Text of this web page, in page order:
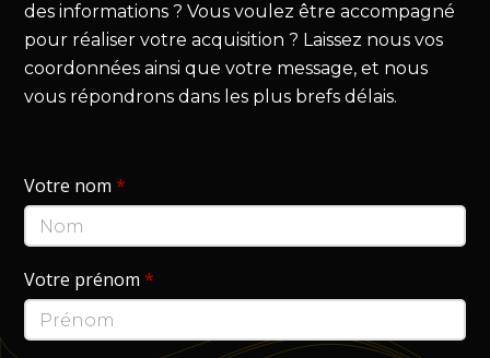
des informations ? Vous voulez être accompagné
pour réaliser votre acquisition ? Laissez nous vos
coordonnées ainsi que votre message, et nous
vous répondrons dans les plus brefs délais.
Votre nom*
Votre prénom*